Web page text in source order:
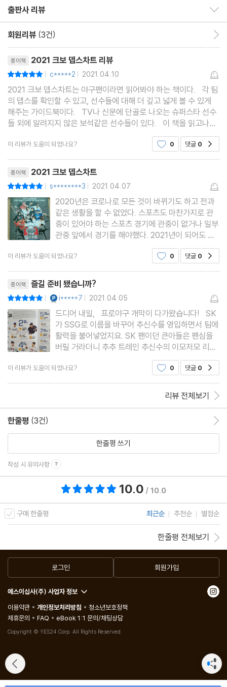
4. LG 트윈스 (LG TWINS)
① 팀 프로필 (TEAM PROFILE)
⑤ 선수들 (PLAYERS)
5. 키움 히어로즈 (KIWOOM HEROES)
① 팀 프로필 (TEAM PROFILE)
② 2021 키움 히어로즈 뎁스차트 (DEPTH CHART)
③ 고척 스카이돔 파크팩터 (PARK FACTOR)
④ 감독 & 코칭스태프 (MANAGER & COACHING STAFFS)
⑤ 선수들 (PLAYERS)
6. KIA 타이거즈 (KIA TIGERS)
① 팀 프로필 (TEAM PROFILE)
② 2021 KIA 타이거즈 뎁스차트 (DEPTH CHART)
③ 광주 기아챔피언스 필드 파크팩터 (PARK FACTOR)
④ 감독 & 코칭스태프 (MANAGER & COACHING STAFFS)
⑤ 선수들 (PLAYERS)
7. 롯데 자이언츠 (LOTTE GIANTS)
② 2021 롯데 자이언츠 뎁스차트 (DEPTH CHART)
⑤ 선수들 (PLAYERS)
8. 삼성 라이온즈 (SAMSUNG LIONS)
① 팀 프로필 (TEAM PROFILE)
② 2021 삼성 라이온즈 뎁스차트 (DEPTH CHART)
③ 대구 삼성라이온즈파크 야구장 파크팩터 (PARK FACTOR)
④ 감독 & 코칭스태프 (MANAGER & COACHING STAFFS)
⑤ 선수들 (PLAYERS)
9. 신세계 (SHINSEGAE)
① 팀 프로필 (TEAM PROFILE)
② 2021 신세계 뎁스차트 (DEPTH CHART)
③ 인천 문학 SK행복드림구장 파크팩터 (PARK FACTOR)
④ 감독 & 코칭스태프 (MANAGER & COACHING STAFFS)
⑤ 선수들 (PLAYERS)
10. 한화 이글스 (HANWHA EAGLES)
① 팀 프로필 (TEAM PROFILE)
출판사 리뷰
회원리뷰 (3건)
종이책 2021 크보 뎁스차트 리뷰
| c*****2 | 2021.04.10
2021 크보 뎁스차트는 야구팬이라면 읽어봐야 하는 책이다. 각 팀
의 뎁스를 확인할 수 있고, 선수들에 대해 더 깊고 넓게 볼 수 있게
해주는 가이드북이다. TV나 신문에 단골로 나오는 슈퍼스타 선수
들 외에 알려지지 않은 보석같은 선수들이 있다. 이 책을 읽고나서
2021시즌이 끝날때쯤 보석이 원석으로 변한 선수를 발견하는 재미
도 있을 것이다. 각 팀의 감독부터
이 리뷰가 도움이 되었나요? 0 댓글 0
종이책 2021 크보 뎁스차트
| s********3 | 2021.04.07
2020년은 코로나로 모든 것이 바뀌기도 하고 전과
같은 생활을 할 수 없었다. 스포츠도 마찬가지로 관
중이 있어야 하는 스포츠 경기에 관중이 없거나 일부
관중 앞에서 경기를 해야했다. 2021년이 되어도 아
직까지 크게 바뀌는 것이 없이 여전히 코로나시대를
살고 있지만 스포츠 팬들에겐 기쁜 소식이 들려오길
지 ＜2021 크보 뎁스차트
이 리뷰가 도움이 되었나요? 0 댓글 0
종이책 즐길 준비 됐습니까?
| i*****7 | 2021.04.05
드디어 내일, 프로야구 개막이 다가왔습니다! SK
가 SSG로 이름을 바꾸어 추신수를 영입하면서 팀에
활력을 불어넣었지요. SK 팬이던 큰아들은 팬심을
버릴 거라더니 추추 트레인 추신수의 이모저모 리뷰
를 찾아다니며 다시 불을 붙이고 있지요. 작년 한국
시리즈를 3위로 마감한 KT의 위력이 대단했죠. 저
이 리뷰가 도움이 되었나요? 0 댓글 0
리뷰 전체보기
한줄평 (3건)
한줄평 쓰기
작성 시 유의사항
10.0 / 10.0
구매 한줄평 최근순 추천순 별점순
한줄평 전체보기
로그인 회원가입
예스이십사(주) 사업자 정보
이용약관
개인정보처리방침
청소년보호정책
제휴문의
FAQ eBook 1:1 문의/채팅상담
Copyright © YES24 Corp. All Rights Reserved.